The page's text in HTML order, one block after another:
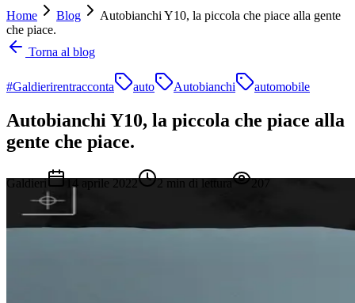
Home Blog
Autobianchi Y10, la piccola che piace alla gente
che piace.
Torna al blog
#Galdierirentracconta auto Autobianchi automobile
Autobianchi Y10, la piccola che piace alla
gente che piace.
Galdieri 14 aprile 2022 2 min di lettura 207